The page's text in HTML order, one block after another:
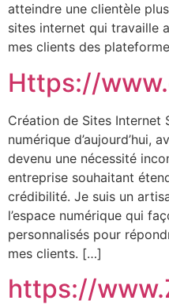
atteindre une clientèle
sites internet qui travaille
mes clients des
Https://
Création de Sites Internet
numérique d’aujourd’hui,
devenu une nécessité
entreprise souhaitant
crédibilité. Je suis un
l’espace numérique qui
personnalisés pour
mes clients. […]
https://